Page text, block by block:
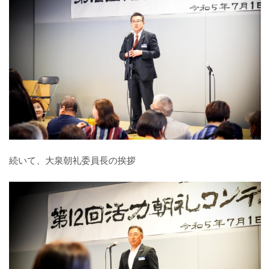
続いて、大泉朝礼委員長の挨拶